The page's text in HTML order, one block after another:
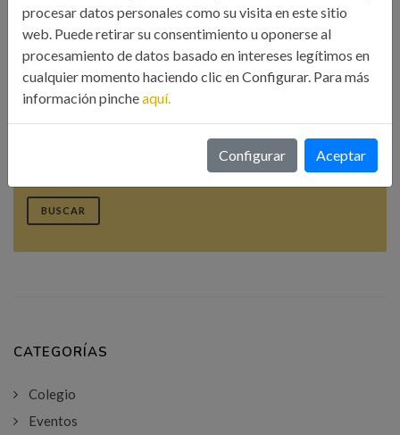
Búsqueda
BUSCAR
CATEGORÍAS
Colegio
Eventos
procesar datos personales como su visita en este sitio
web. Puede retirar su consentimiento u oponerse al
procesamiento de datos basado en intereses legítimos en
cualquier momento haciendo clic en Configurar. Para más
información pincheaquí.
Configurar Aceptar